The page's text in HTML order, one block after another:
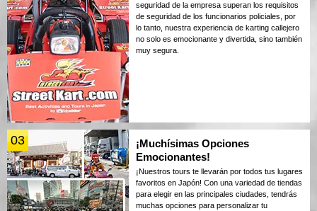
seguridad de la empresa superan los requisitos
de seguridad de los funcionarios policiales, por
lo tanto, nuestra experiencia de karting callejero
no solo es emocionante y divertida, sino también
muy segura.
03
¡Muchísimas Opciones
Emocionantes!
¡Nuestros tours te llevarán por todos tus lugares
favoritos en Japón! Con una variedad de tiendas
para elegir en las principales ciudades, tendrás
muchas opciones para personalizar tu